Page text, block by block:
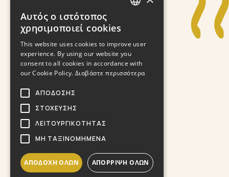
Αυτός ο ιστότοπος
χρησιμοποιεί cookies
This website uses cookies to improve user
experience. By using our website you
consent to all cookies in accordance with
our Cookie Policy. Διαβάστε περισσότερα
ΑΠΌΔΟΣΗΣ
ΣΤΌΧΕΥΣΗΣ
ΛΕΙΤΟΥΡΓΙΚΌΤΗΤΑΣ
ΜΗ ΤΑΞΙΝΟΜΗΜΈΝΑ
ΑΠΟΔΟΧΉ ΌΛΩΝ ΑΠΌΡΡΙΨΗ ΌΛΩΝ